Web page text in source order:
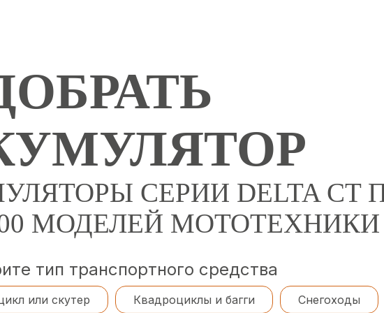
СЕРИИ DELTA
МОДЕЛЕЙ МОТОТЕХНИКИ
тип транспортного средства
или скутер Квадроциклы и багги Снегоходы